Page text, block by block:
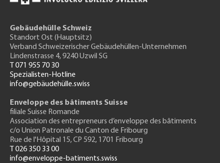
Gebäudehülle Schweiz
Standort Ost (Hauptsitz)
Verband Schweizerischer Gebäudehüllen-Unternehmen
Lindenstrasse 4, 9240 Uzwil SG
T 071 955 70 30
Spezialisten-Hotline
info@gebäudehülle.swiss
Enveloppe des bâtiments Suisse
filiale Suisse Romande
Association des entrepreneurs d’enveloppe des bâtiments
c/o Union Patronale du Canton de Fribourg
Rue de l'Hôpital 15, CP 592, 1701 Fribourg
T 026 350 33 00
info@enveloppe-batiments.swiss